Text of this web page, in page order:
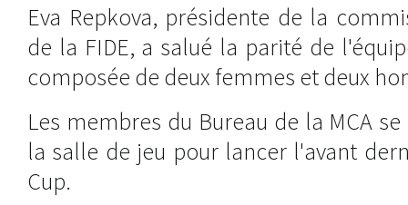
Eva Repkova, présidente de la
de la FIDE, a salué la parité de
composée de deux femmes et deux
Les membres du Bureau de la MCA
la salle de jeu pour lancer l'avant
Cup.